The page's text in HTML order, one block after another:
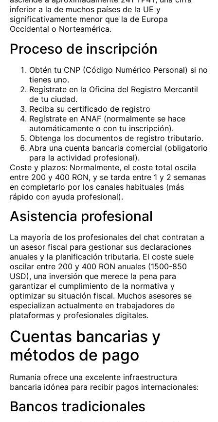
inferior a la de muchos países de la UE y
significativamente menor que la de Europa
Occidental o Norteamérica.
Proceso de inscripción
Obtén tu CNP (Código Numérico Personal) si no
tienes uno.
Regístrate en la Oficina del Registro Mercantil
de tu ciudad.
Reciba su certificado de registro
Regístrate en ANAF (normalmente se hace
automáticamente o con tu inscripción).
Obtenga los documentos de registro tributario.
Abra una cuenta bancaria comercial (obligatorio
para la actividad profesional).
Coste y plazos: Normalmente, el coste total oscila
entre 200 y 400 RON, y se tarda entre 1 y 2 semanas
en completarlo por los canales habituales (más
rápido con ayuda profesional).
Asistencia profesional
La mayoría de los profesionales del chat contratan a
un asesor fiscal para gestionar sus declaraciones
anuales y la planificación tributaria. El coste suele
oscilar entre 200 y 400 RON anuales (1500-850
USD), una inversión que merece la pena para
garantizar el cumplimiento de la normativa y
optimizar su situación fiscal. Muchos asesores se
especializan actualmente en trabajadores de
plataformas y profesionales digitales.
Cuentas bancarias y
métodos de pago
Rumania ofrece una excelente infraestructura
bancaria idónea para recibir pagos internacionales:
Bancos tradicionales